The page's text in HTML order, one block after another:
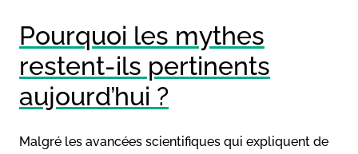
Pourquoi les mythes
restent-ils pertinents
aujourd’hui ?
Malgré les avancées scientifiques qui expliquent de